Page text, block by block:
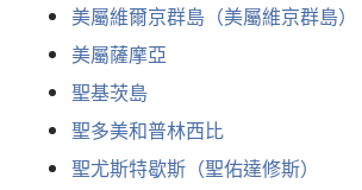
美屬維爾京群島（美屬維京群島）
美屬薩摩亞
聖基茨島
聖多美和普林西比
聖尤斯特歇斯（聖佑達修斯）